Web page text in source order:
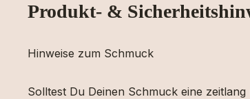
Produkt- &
Hinweise zum Schmuck
Solltest Du Deinen Schmuck eine